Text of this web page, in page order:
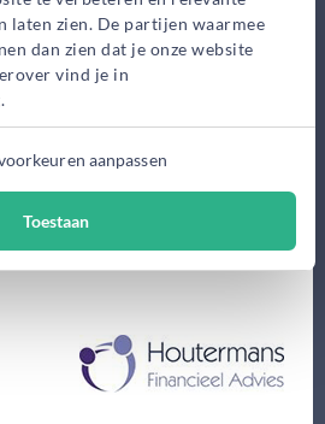
laten zien. De partijen waarmee
dan zien dat je onze website
vind je in
.
aanpassen
Toestaan
Bekijk op kaart
meest wezenlijke wat wij onze